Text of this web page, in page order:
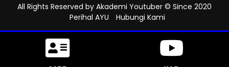
All Rights Reserved by Akademi Youtuber © Since 2020
Perihal AYU
Hubungi Kami